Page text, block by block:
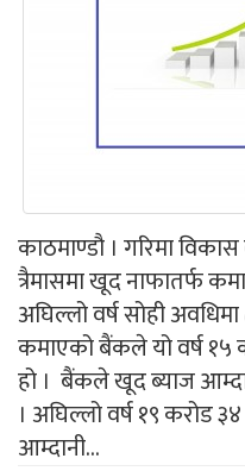
काठमाण्डौ । गरिमा
त्रैमासमा खूद नाफातर्फ
अघिल्लो वर्ष सोही
कमाएको बैंकले यो वर्ष
हो । बैंकले खूद ब्याज
। अघिल्लो वर्ष १९ करोड
आम्दानी...